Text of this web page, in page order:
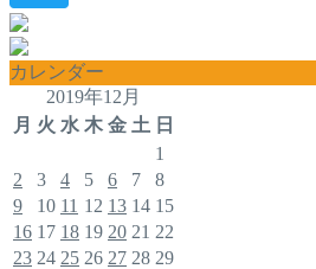
カレンダー
2019年12月
月 火 水 木 金 土 日
1
2
3 4 5 6 7
8
9
10 11 12 13 14 15
16 17 18 19 20 21 22
23 24 25 26 27 28 29